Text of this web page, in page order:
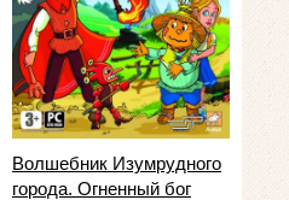
Волшебник Изумрудного
города. Огненный бог